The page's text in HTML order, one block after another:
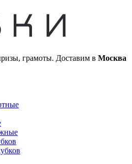
грамоты. Доставим в Москва